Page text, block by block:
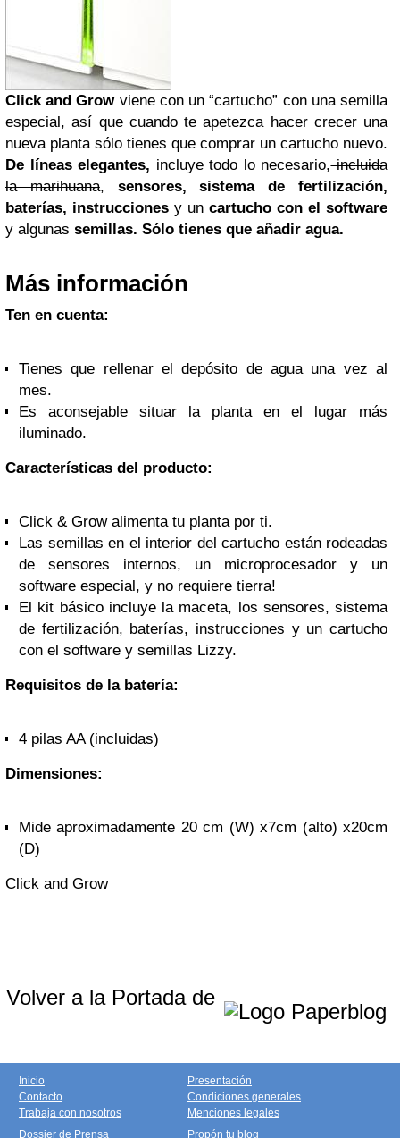
Click and Growviene con un “cartucho” con una semilla
especial, así que cuando te apetezca hacer crecer una
nueva planta sólo tienes que comprar un cartucho nuevo.
De líneas elegantes, incluye todo lo necesario,incluida
la marihuana, sensores, sistema de fertilización,
baterías, instrucciones y un cartucho con el software
y algunas semillas. Sólo tienes que añadir agua.
Más información
Ten en cuenta:
Tienes que rellenar el depósito de agua una vez al
mes.
Es aconsejable situar la planta en el lugar más
iluminado.
Características del producto:
Click & Grow alimenta tu planta por ti.
Las semillas en el interior del cartucho están rodeadas
de sensores internos, un microprocesador y un
software especial, y no requiere tierra!
El kit básico incluye la maceta, los sensores, sistema
de fertilización, baterías, instrucciones y un cartucho
con el software y semillas Lizzy.
Requisitos de la batería:
4 pilas AA (incluidas)
Dimensiones:
Mide aproximadamente 20 cm (W) x7cm (alto) x20cm
(D)
Click and Grow
Volver a la Portada de
Inicio
Contacto
Trabaja con nosotros
Presentación
Condiciones generales
Menciones legales
Dossier de Prensa
Propón tu blog